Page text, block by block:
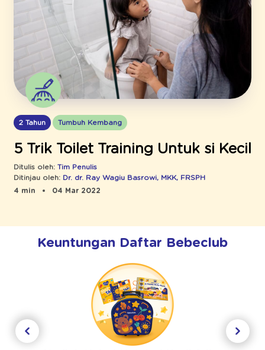
2 Tahun Tumbuh Kembang
5 Trik Toilet Training Untuk si Kecil
Ditulis oleh: Tim Penulis
Ditinjau oleh: Dr. dr. Ray Wagiu Basrowi, MKK, FRSPH
4 min
04 Mar 2022
Keuntungan Daftar Bebeclub